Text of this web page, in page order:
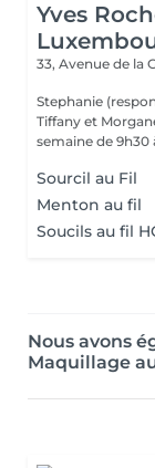
Yves
33, Avenue de la
Stephanie
Tiffany et
semaine de 9h30
Sourcil au Fil
Menton au fil
Soucils au fil
Nous avons
Maquillage